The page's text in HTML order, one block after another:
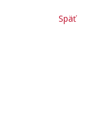
Späť